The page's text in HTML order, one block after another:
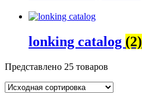
lonking catalog (2)
Представлено 25 товаров